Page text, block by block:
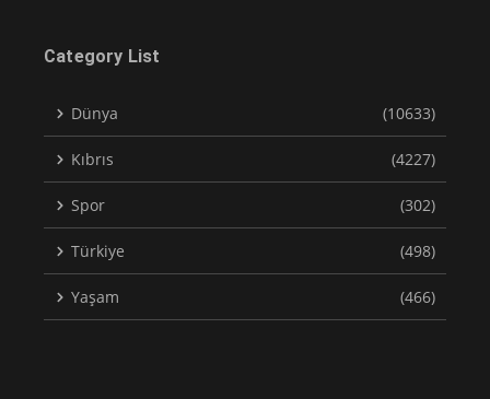
Category List
Dünya (10633)
Kıbrıs (4227)
Spor (302)
Türkiye (498)
Yaşam (466)